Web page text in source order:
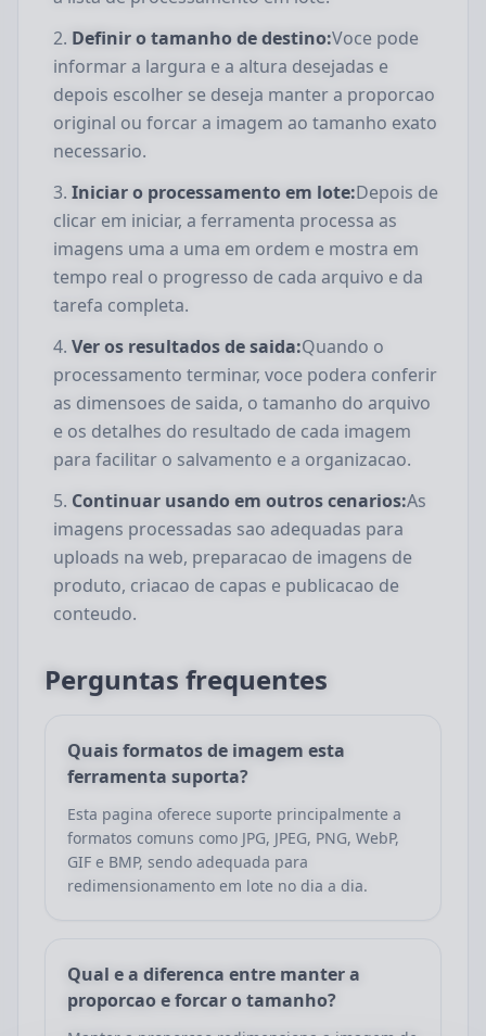
Definir o tamanho de destino:Voce pode
informar a largura e a altura desejadas e
depois escolher se deseja manter a proporcao
original ou forcar a imagem ao tamanho exato
necessario.
Iniciar o processamento em lote:Depois de
clicar em iniciar, a ferramenta processa as
imagens uma a uma em ordem e mostra em
tempo real o progresso de cada arquivo e da
tarefa completa.
Ver os resultados de saida:Quando o
processamento terminar, voce podera conferir
as dimensoes de saida, o tamanho do arquivo
e os detalhes do resultado de cada imagem
para facilitar o salvamento e a organizacao.
Continuar usando em outros cenarios:As
imagens processadas sao adequadas para
uploads na web, preparacao de imagens de
produto, criacao de capas e publicacao de
conteudo.
Perguntas frequentes
Quais formatos de imagem esta
ferramenta suporta?
Esta pagina oferece suporte principalmente a
formatos comuns como JPG, JPEG, PNG, WebP,
GIF e BMP, sendo adequada para
redimensionamento em lote no dia a dia.
Qual e a diferenca entre manter a
proporcao e forcar o tamanho?